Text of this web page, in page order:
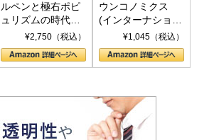
ルペンと極右ポピ
ュリズムの時代：
〈ヤヌス〉の二つ
の顔
¥2,750（税込）
ウンコノミクス
(インターナショナ
ル新書)¥1,045（税込）